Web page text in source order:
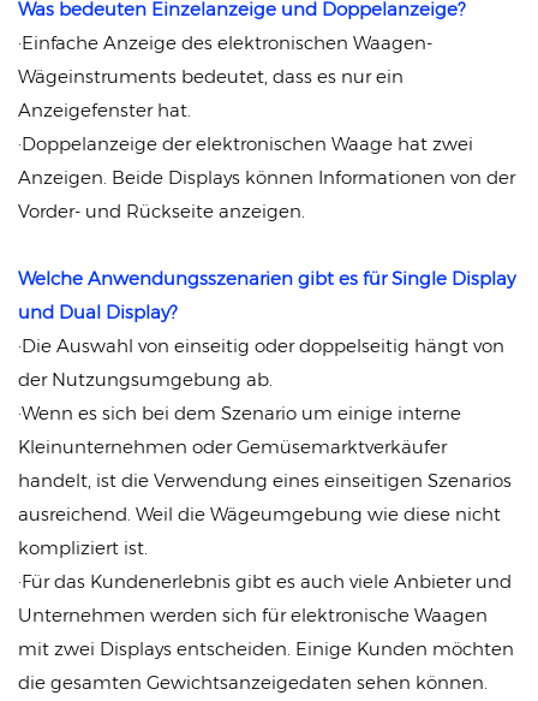
Was bedeuten Einzelanzeige und Doppelanzeige?
·Einfache Anzeige des elektronischen Waagen-
Wägeinstruments bedeutet, dass es nur ein
Anzeigefenster hat.
·Doppelanzeige der elektronischen Waage hat zwei
Anzeigen. Beide Displays können Informationen von der
Vorder- und Rückseite anzeigen.
Welche Anwendungsszenarien gibt es für Single Display
und Dual Display?
·Die Auswahl von einseitig oder doppelseitig hängt von
der Nutzungsumgebung ab.
·Wenn es sich bei dem Szenario um einige interne
Kleinunternehmen oder Gemüsemarktverkäufer
handelt, ist die Verwendung eines einseitigen Szenarios
ausreichend. Weil die Wägeumgebung wie diese nicht
kompliziert ist.
·Für das Kundenerlebnis gibt es auch viele Anbieter und
Unternehmen werden sich für elektronische Waagen
mit zwei Displays entscheiden. Einige Kunden möchten
die gesamten Gewichtsanzeigedaten sehen können.